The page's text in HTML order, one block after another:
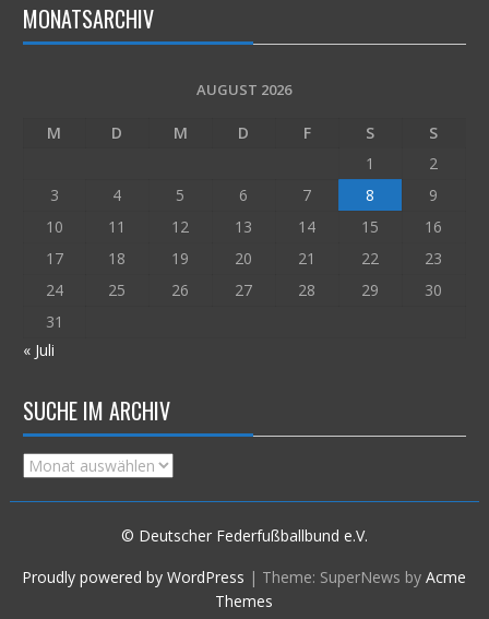
MONATSARCHIV
AUGUST 2026
M D M D F S
S
1
2
3
4 5 6 7 8
9
10
11 12 13 14 15
16
17
18 19 20 21 22
23
24
25 26 27 28 29
30
31
« Juli
SUCHE IM ARCHIV
Suche
© Deutscher Federfußballbund e.V.
Proudly powered by WordPress | Theme: SuperNews byAcme
Themes